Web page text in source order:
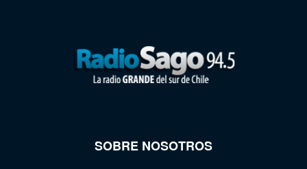
SOBRE NOSOTROS